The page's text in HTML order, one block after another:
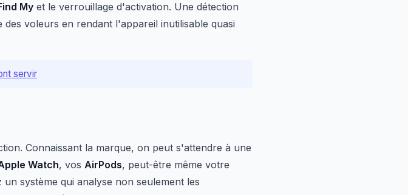
My et le verrouillage d'activation. Une détection
voleurs en rendant l'appareil inutilisable quasi
servir
Connaissant la marque, on peut s'attendre à une
Watch, vos AirPods, peut-être même votre
système qui analyse non seulement les